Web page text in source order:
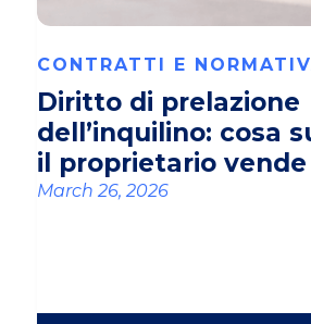
CONTRATTI E
Diritto di prelazione
dell’inquilino: cosa
il proprietario vende
March 26, 2026